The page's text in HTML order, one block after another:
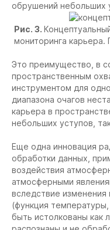
обрушений небольших
Рис. 3.
мониторинга
Это преимущество, в
пространственным
инструментом для
диапазона очагов
карьера в
небольших уступов,
Еще одна инновация
обработки данных,
воздействия
атмосферными
вследствие изменения
(функция
быть истолкованы как